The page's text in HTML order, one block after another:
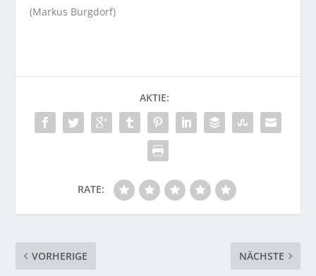
(Markus Burgdorf)
AKTIE:
RATE:
VORHERIGE NÄCHSTE